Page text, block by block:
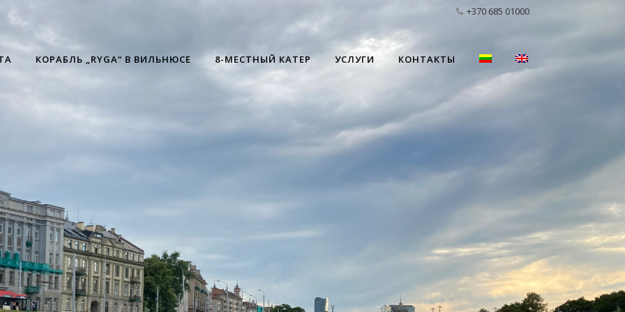
+370 685 01000
КОРАБЛЬ „RYGA“ В ВИЛЬНЮСЕ 8-МЕСТНЫЙ КАТЕР УСЛУГИ КОНТАКТЫ